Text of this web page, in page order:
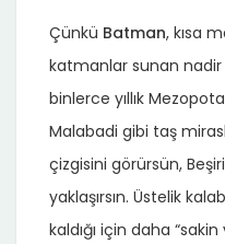
Çünkü Batman, kısa
katmanlar sunan nadir
binlerce yıllık
Malabadi gibi taş
çizgisini görürsün,
yaklaşırsın. Üstelik
kaldığı için daha